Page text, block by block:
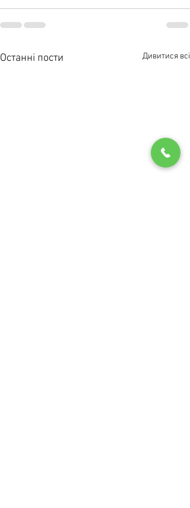
Останні пости Дивитися всі